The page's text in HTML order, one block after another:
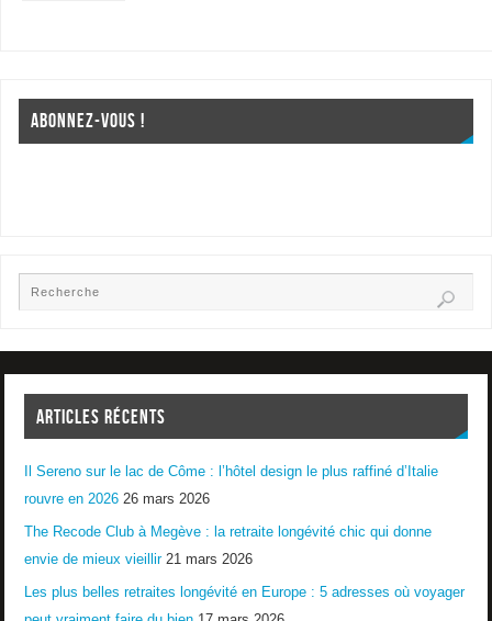
ABONNEZ-VOUS !
ARTICLES RÉCENTS
Il Sereno sur le lac de Côme : l’hôtel design le plus raffiné d’Italie
rouvre en 2026 26 mars 2026
The Recode Club à Megève : la retraite longévité chic qui donne
envie de mieux vieillir 21 mars 2026
Les plus belles retraites longévité en Europe : 5 adresses où voyager